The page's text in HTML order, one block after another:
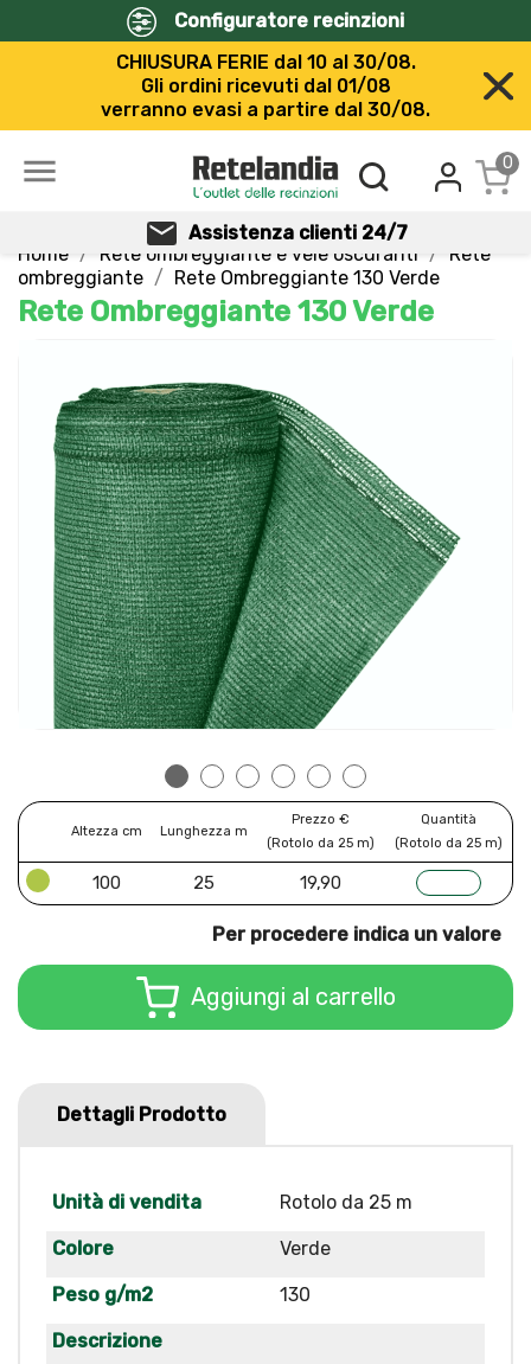
Configuratore recinzioni
CHIUSURA FERIE dal 10 al 30/08.
Gli ordini ricevuti dal 01/08
verranno evasi a partire dal 30/08.
 0
Assistenza clienti 24/7
Home
Rete ombreggiante e vele oscuranti
Rete
ombreggiante
Rete Ombreggiante 130 Verde
Rete Ombreggiante 130 Verde
Altezza cm Lunghezza m
Prezzo €
(Rotolo da 25 m)
Quantità
(Rotolo da 25 m)
100 25 19,90
Per procedere indica un valore
Aggiungi al carrello
Dettagli Prodotto
Unità di vendita Rotolo da 25 m
Colore Verde
Peso g/m2 130
Descrizione